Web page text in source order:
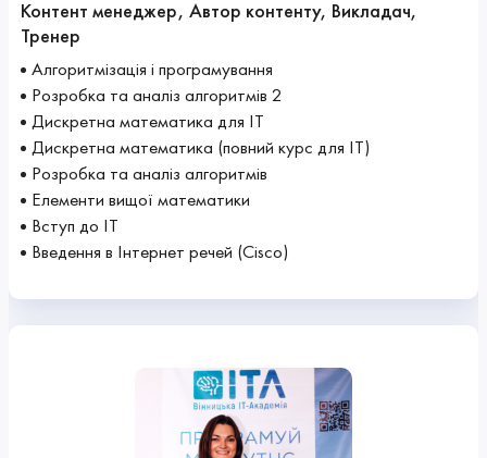
Контент менеджер, Автор контенту, Викладач,
Тренер
Алгоритмізація і програмування
Розробка та аналіз алгоритмів 2
Дискретна математика для ІТ
Дискретна математика (повний курс для ІТ)
Розробка та аналіз алгоритмів
Елементи вищої математики
Вступ до ІТ
Введення в Інтернет речей (Cisco)